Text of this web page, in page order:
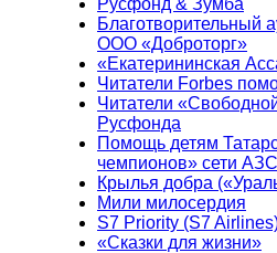
Русфонд & Зумба
Благотворительный
ООО «Доброторг»
«Екатерининская
Читатели Forbes
Читатели
Русфонда
Помощь детям
чемпионов» сети
Крылья добра
Мили милосердия
S7 Priority (S7
«Сказки для жизни»